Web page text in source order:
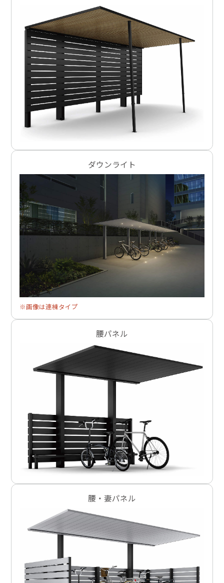
ダウンライト
※画像は連棟タイプ
腰パネル
腰・妻パネル